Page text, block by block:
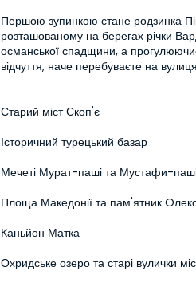
Першою зупинкою стане родзинка
розташованому на берегах річки
османської спадщини, а
відчуття, наче перебуваєте на
Старий міст Скоп'є
Історичний турецький базар
Мечеті Мурат-паші та Мустафи-
Площа Македонії та пам'ятник
Каньйон Матка
Охридське озеро та старі вулички